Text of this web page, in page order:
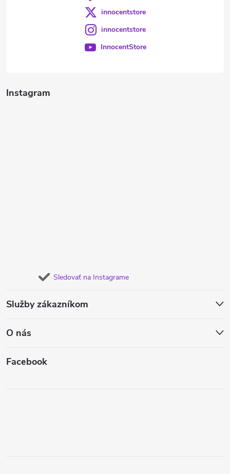
Instagram
Sledovať na Instagrame
Služby zákazníkom
O nás
Facebook
innocentstore
innocentstore
InnocentStore